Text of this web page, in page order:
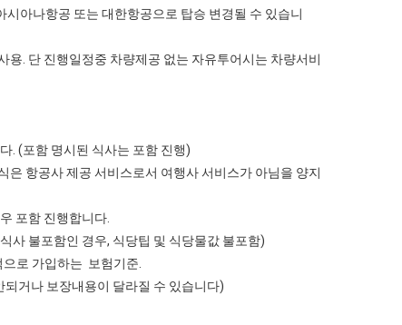
아나항공 또는 대한항공으로 탑승 변경될 수 있습니
용. 단 진행일정중 차량제공 없는 자유투어시는 차량서비
. (포함 명시된 식사는 포함 진행)
항공사 제공 서비스로서 여행사 서비스가 아님을 양지
포함 진행합니다.
사 불포함인 경우, 식당팁 및 식당물값 불포함)
로 가입하는 보험기준.
되거나 보장내용이 달라질 수 있습니다)